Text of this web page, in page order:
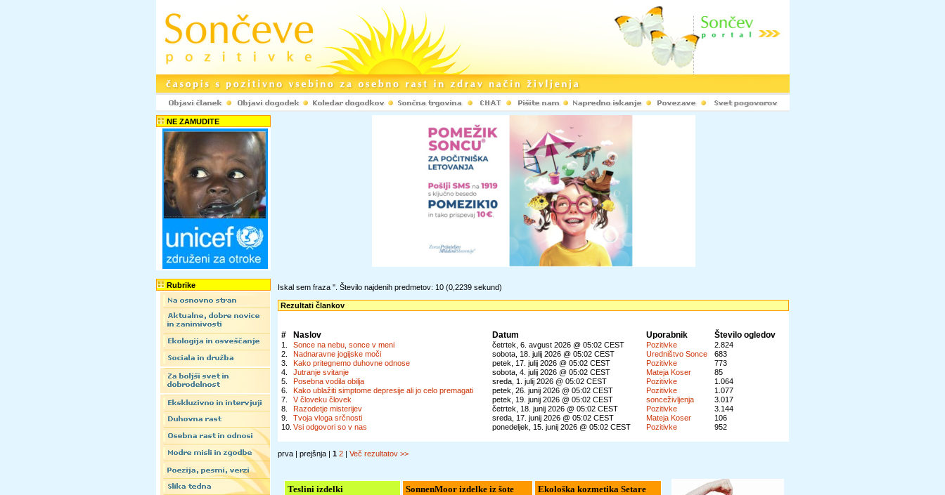
NE ZAMUDITE
Rubrike Iskal sem fraza ''. Število najdenih predmetov: 10 (0,2239 sekund)
Rezultati člankov
# Naslov Datum Uporabnik Število ogledov
1. Sonce na nebu, sonce v meni četrtek, 6. avgust 2026 @ 05:02 CEST Pozitivke
2.824
2.
Nadnaravne jogijske moči sobota, 18. julij 2026 @ 05:02 CEST Uredništvo Sonce
683
3.
Kako pritegnemo duhovne odnose petek, 17. julij 2026 @ 05:02 CEST Pozitivke
773
4.
Jutranje svitanje sobota, 4. julij 2026 @ 05:02 CEST Mateja Koser
85
5.
Posebna vodila obilja sreda, 1. julij 2026 @ 05:02 CEST Pozitivke
1.064
6.
Kako ublažiti simptome depresije ali jo celo premagati petek, 26. junij 2026 @ 05:02 CEST Pozitivke
1.077
7.
V človeku človek petek, 19. junij 2026 @ 05:02 CEST sonceživljenja
3.017
8.
Razodetje misterijev četrtek, 18. junij 2026 @ 05:02 CEST Pozitivke
3.144
9.
Tvoja vloga srčnosti sreda, 17. junij 2026 @ 05:02 CEST Mateja Koser
106
10. Vsi odgovori so v nas ponedeljek, 15. junij 2026 @ 05:02 CEST Pozitivke 952
prva | prejšnja | 1 2 | Več rezultatov >>
Teslini izdelki SonnenMoor izdelke iz šote Ekološka kozmetika Setare